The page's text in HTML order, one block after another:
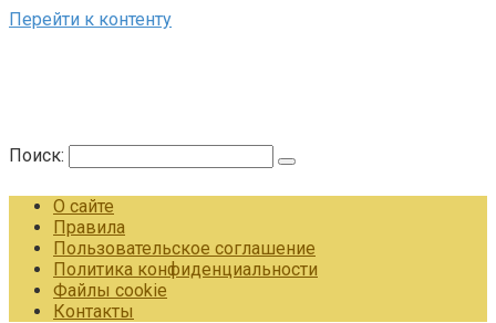
Перейти к контенту
Поиск:
О сайте
Правила
Пользовательское соглашение
Политика конфиденциальности
Файлы cookie
Контакты